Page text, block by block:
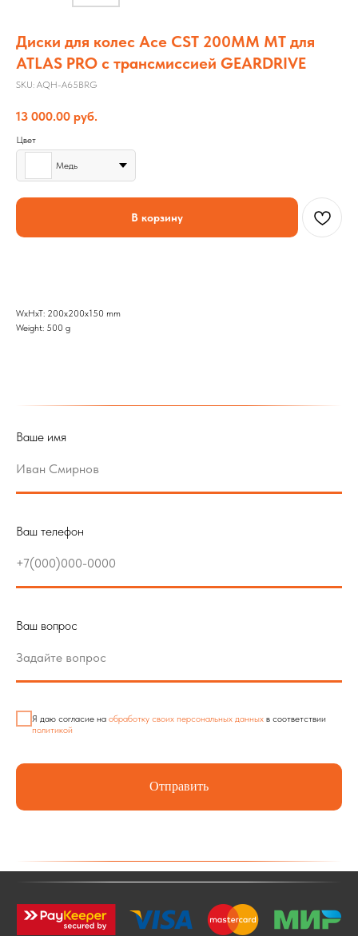
Диски для колес Ace CST 200MM MT для
ATLAS PRO с трансмиссией GEARDRIVE
SKU: AQH-A65BRG
13 000.00 руб.
Цвет
Медь
В корзину
WxHxT: 200x200x150 mm
Weight: 500 g
Ваше имя
Ваш телефон
Ваш вопрос
Я даю согласие на обработку своих персональных данных в соответствии
политикой
Отправить